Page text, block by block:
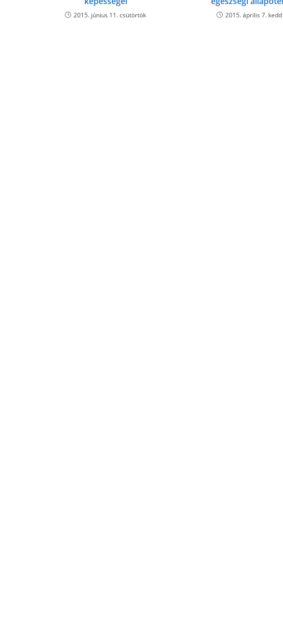
2015. június 11. csütörtök 2015. április 7. kedd